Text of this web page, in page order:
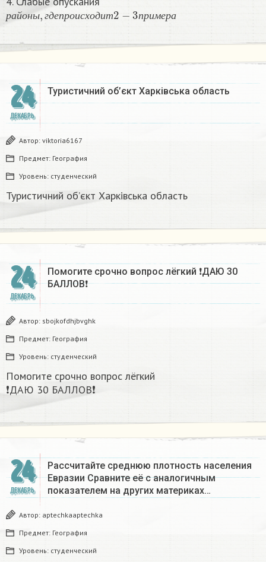
р а й о н ы г депр о исх о д ит п р име р а
ра йоны,гдепроисхо т 3п
24
ДЕКАБРЬ
Туристичний об’єкт Харківська область
Автор: viktoria6167
Предмет: География
Уровень: студенческий
Туристичний об’єкт Харківська область
24
ДЕКАБРЬ
Помогите срочно вопрос лёгкий ❗ДАЮ 30
БАЛЛОВ❗​
Автор: sbojkofdhjbvghk
Предмет: География
Уровень: студенческий
Помогите срочно вопрос лёгкий
❗ДАЮ 30 БАЛЛОВ❗​
24
ДЕКАБРЬ
Рассчитайте среднюю плотность населения
Евразии Сравните её с аналогичным
показателем на других материках​…
Автор: aptechkaaptechka
Предмет: География
Уровень: студенческий